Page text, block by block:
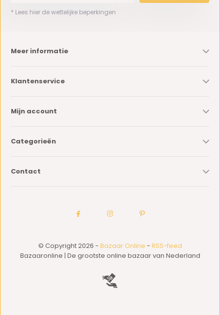
* Lees hier de wettelijke beperkingen
Meer informatie
Klantenservice
Mijn account
Categorieën
Contact
© Copyright 2026 - Bazaar Online - RSS-feed
Bazaaronline | De grootste online bazaar van Nederland